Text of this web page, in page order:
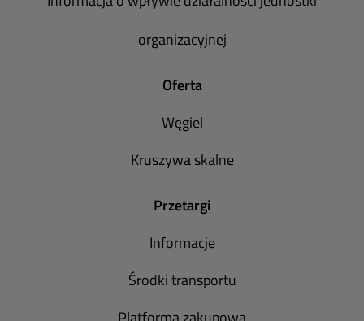
organizacyjnej
Oferta
Węgiel
Kruszywa skalne
Przetargi
Informacje
Środki transportu